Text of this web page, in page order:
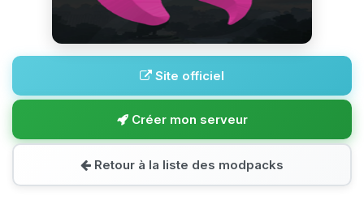
Site officiel
Créer mon serveur
Retour à la liste des modpacks